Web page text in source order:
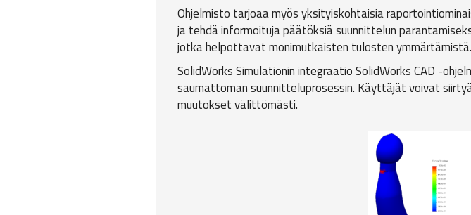
Ohjelmisto tarjoaa myös yksityiskohtaisia
ja tehdä informoituja päätöksiä suunnittelun
jotka helpottavat monimutkaisten tulosten ymmärtämistä.
SolidWorks Simulationin integraatio SolidWorks CAD -
saumattoman suunnitteluprosessin. Käyttäjät voivat
muutokset välittömästi.